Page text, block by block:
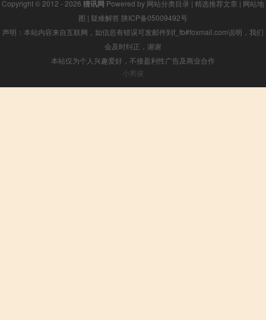
Copyright © 2012 - 2026 猜讯网 Powered by 网站分类目录 | 精选推荐文章 | 网站地
图 | 疑难解答 陕ICP备05009492号
声明：本站内容来自互联网，如信息有错误可发邮件到f_fb#foxmail.com说明，我们
会及时纠正，谢谢
本站仅为个人兴趣爱好，不接盈利性广告及商业合作
小男孩